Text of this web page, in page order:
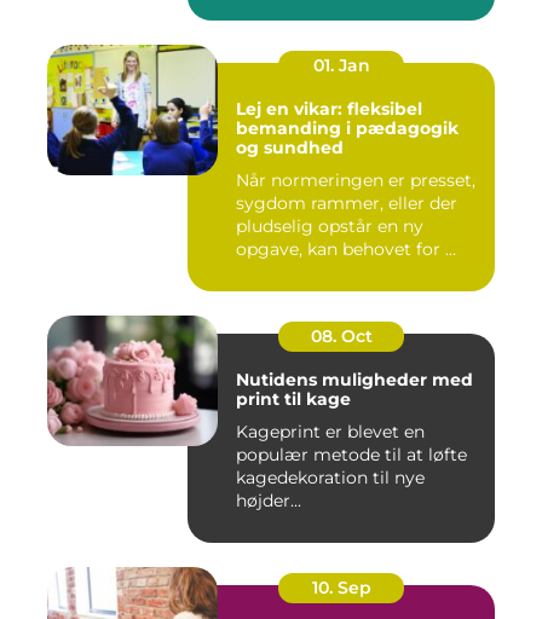
01. Jan
Lej en vikar: fleksibel
bemanding i pædagogik
og sundhed
Når normeringen er presset,
sygdom rammer, eller der
pludselig opstår en ny
opgave, kan behovet for ...
08. Oct
Nutidens muligheder med
print til kage
Kageprint er blevet en
populær metode til at løfte
kagedekoration til nye
højder...
10. Sep